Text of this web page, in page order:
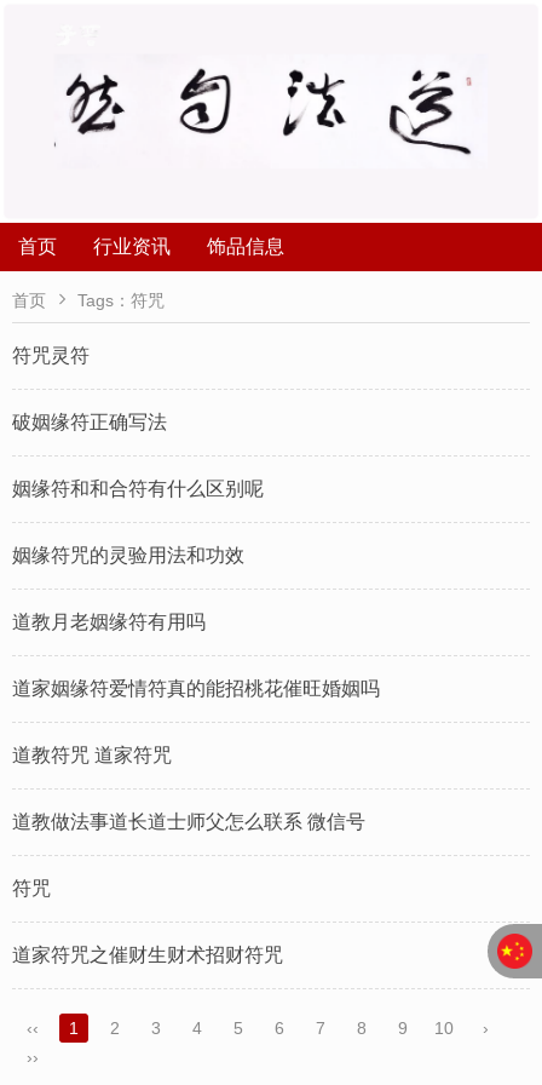
首页 行业资讯 饰品信息
首页  Tags：符咒
符咒灵符
破姻缘符正确写法
姻缘符和和合符有什么区别呢
姻缘符咒的灵验用法和功效
道教月老姻缘符有用吗
道家姻缘符爱情符真的能招桃花催旺婚姻吗
道教符咒 道家符咒
道教做法事道长道士师父怎么联系 微信号
符咒
道家符咒之催财生财术招财符咒
‹‹ 1 2 3 4 5 6 7 8 9 10
›
››